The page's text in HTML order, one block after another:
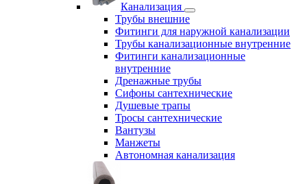
Канализация
Трубы внешние
Фитинги для наружной канализации
Трубы канализационные внутренние
Фитинги канализационные
внутренние
Дренажные трубы
Сифоны сантехнические
Душевые трапы
Тросы сантехнические
Вантузы
Манжеты
Автономная канализация